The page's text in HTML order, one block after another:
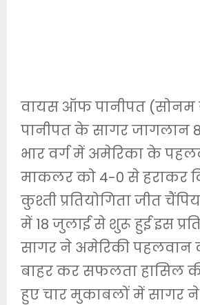
वायस ऑफ पानीपत (सोनम
पानीपत के सागर जागलान
भार वर्ग में अमेरिका के
माकलर को 4-0 से हराकर
कुश्ती प्रतियोगिता जीत
में 18 जुलाई से शुरू हुई इस
सागर ने अमेरिकी पहलवान
बाहर कर सफलता हासिल
हुए चार मुकाबलों में सागर